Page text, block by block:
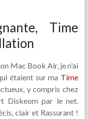
Time
Mac Book Air, je n'ai
étaient sur ma Time
y compris chez
Diskeom par le net.
clair et Rassurant !